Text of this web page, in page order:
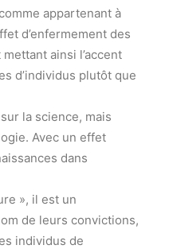
appartenant à
d’enfermement des
ainsi l’accent
d’individus plutôt que
la science, mais
Avec un effet
dans
», il est un
de leurs convictions,
individus de